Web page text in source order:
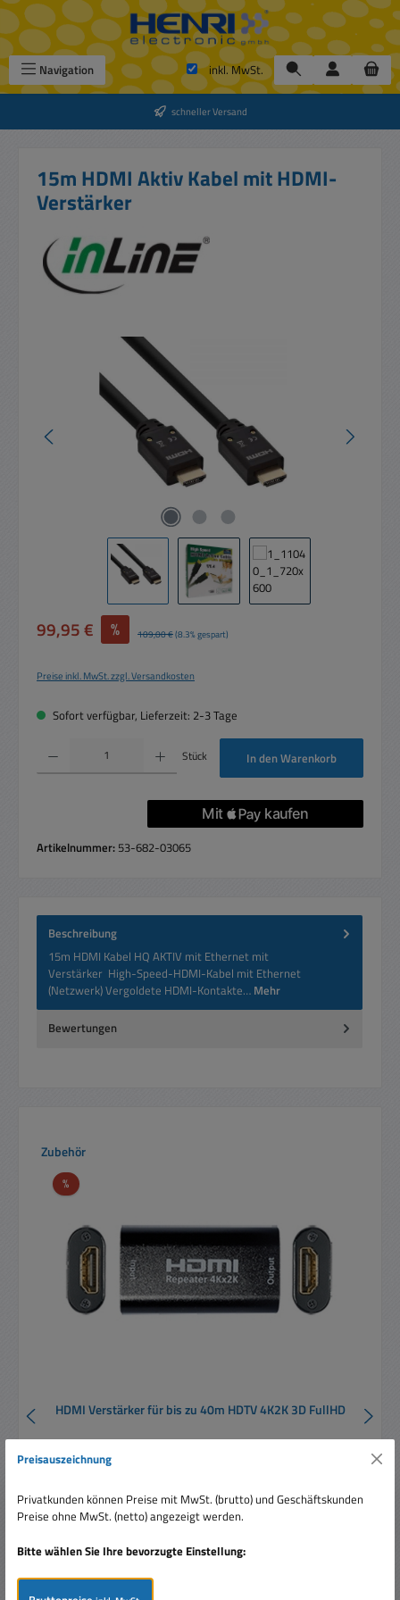
Zum Hauptinhalt springen
Navigation inkl. MwSt.
schneller Versand
15m HDMI Aktiv Kabel mit HDMI-
Verstärker
Bildergalerie überspringen
Verkaufspreis:
99,95 € % Regulärer Preis:
109,00 €(8.3% gespart)
Preise inkl. MwSt. zzgl. Versandkosten
Sofort verfügbar, Lieferzeit: 2-3 Tage
Produkt Anzahl: Gib den gewünschten Wert ein oder benutze die Schaltflächen um
Stück In den Warenkorb
Artikelnummer: 53-682-03065
Beschreibung
15m HDMI Kabel HQ AKTIV mit Ethernet mit
Verstärker High-Speed-HDMI-Kabel mit Ethernet
(Netzwerk) Vergoldete HDMI-Kontakte… Mehr
Bewertungen
Produktgalerie überspringen
Zubehör
%Rabatt
HDMI Verstärker für bis zu 40m HDTV 4K2K 3D FullHD
Preise inkl. MwSt. zzgl. Versandkosten
Preisauszeichnung
Privatkunden können Preise mit MwSt. (brutto) und Geschäftskunden
Preise ohne MwSt. (netto) angezeigt werden.
Bitte wählen Sie Ihre bevorzugte Einstellung: